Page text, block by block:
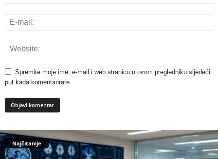
Spremite moje ime, e-mail i web stranicu u ovom pregledniku sljedeći
put kada komentarirate.
Najčitanije